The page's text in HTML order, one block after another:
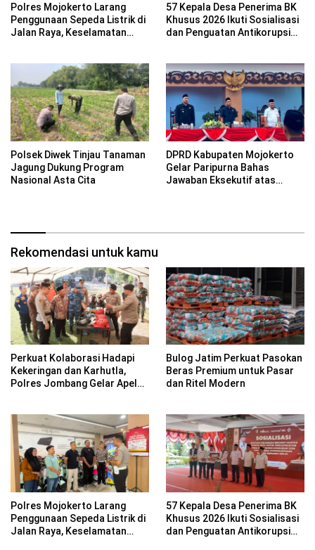
Polres Mojokerto Larang
Penggunaan Sepeda Listrik di
Jalan Raya, Keselamatan
57 Kepala Desa Penerima BK
Khusus 2026 Ikuti Sosialisasi
dan Penguatan Antikorupsi
Polsek Diwek Tinjau Tanaman
Jagung Dukung Program
Nasional Asta Cita
DPRD Kabupaten Mojokerto
Gelar Paripurna Bahas
Jawaban Eksekutif atas
Rekomendasi untuk kamu
Perkuat Kolaborasi Hadapi
Kekeringan dan Karhutla,
Polres Jombang Gelar Apel
Bulog Jatim Perkuat Pasokan
Beras Premium untuk Pasar
dan Ritel Modern
Polres Mojokerto Larang
Penggunaan Sepeda Listrik di
Jalan Raya, Keselamatan
57 Kepala Desa Penerima BK
Khusus 2026 Ikuti Sosialisasi
dan Penguatan Antikorupsi